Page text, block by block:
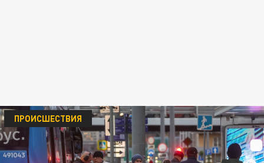
ПРОИСШЕСТВИЯ